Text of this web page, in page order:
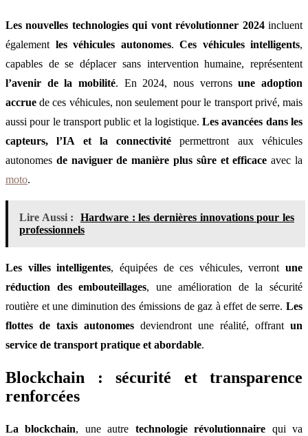
Les nouvelles technologies qui vont révolutionner 2024incluent
également les véhicules autonomes. Ces véhicules intelligents,
capables de se déplacer sans intervention humaine, représentent
l’avenir de la mobilité. En 2024, nous verronsune adoption
accrue de ces véhicules, non seulement pour le transport privé, mais
aussi pour le transport public et la logistique.Les avancées dans les
capteurs, l’IA et la connectivité permettront aux véhicules
autonomes de naviguer de manière plus sûre et efficace avec la
moto.
Lire Aussi :
Hardware : les dernières innovations pour les
professionnels
Les villes intelligentes, équipées de ces véhicules, verront une
réduction des embouteillages, une amélioration de la sécurité
routière et une diminution des émissions de gaz à effet de serre. Les
flottes de taxis autonomes deviendront une réalité, offrant un
service de transport pratique et abordable.
Blockchain : sécurité et transparence
renforcées
La blockchain, une autre technologie révolutionnaire qui va